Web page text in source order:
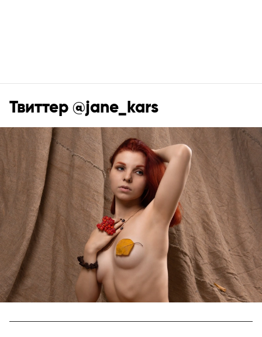
Твиттер @jane_kars